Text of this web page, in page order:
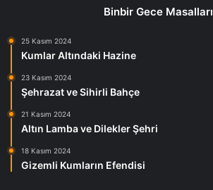
Binbir Gece Masalları
25 Kasım 2024
Kumlar Altındaki Hazine
23 Kasım 2024
Şehrazat ve Sihirli Bahçe
21 Kasım 2024
Altın Lamba ve Dilekler Şehri
18 Kasım 2024
Gizemli Kumların Efendisi